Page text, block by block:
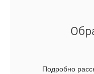
Подробно